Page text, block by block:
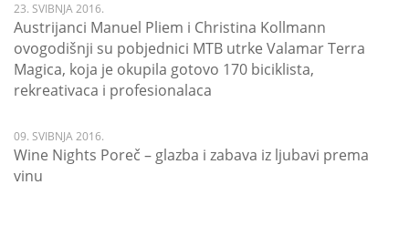
23. SVIBNJA 2016.
Austrijanci Manuel Pliem i Christina Kollmann
ovogodišnji su pobjednici MTB utrke Valamar Terra
Magica, koja je okupila gotovo 170 biciklista,
rekreativaca i profesionalaca
09. SVIBNJA 2016.
Wine Nights Poreč – glazba i zabava iz ljubavi prema
vinu